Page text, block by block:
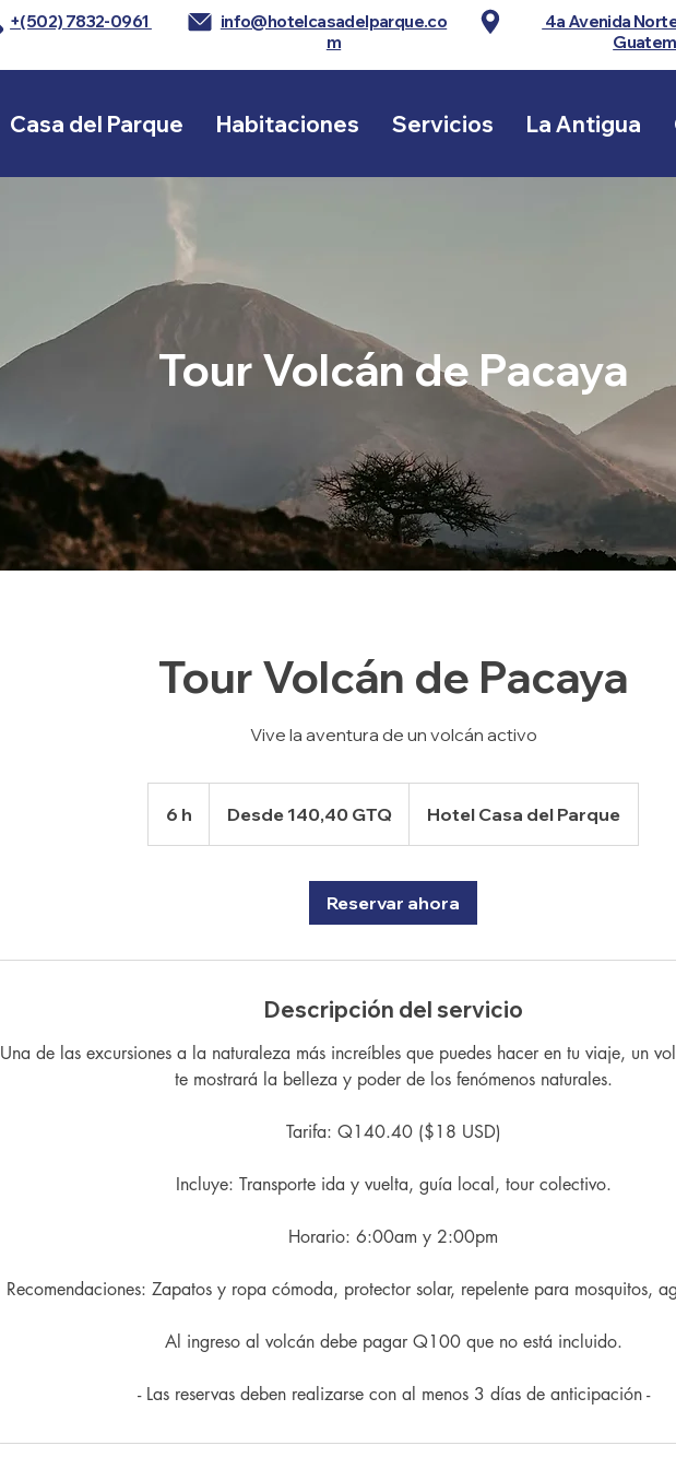
+(502) 7832-0961
info@hotelcasadelparque.co
m
4a Avenida
Casa del Parque Habitaciones Servicios La Antigua
Tour Volcán de Pacaya
Tour Volcán de Pacaya
Vive la aventura de un volcán activo
6 h
quetzales
Desde 140,40 GTQ Hotel Casa del Parque
Reservar ahora
Descripción del servicio
Una de las excursiones a la naturaleza más increíbles que puedes hacer en tu viaje, un
te mostrará la belleza y poder de los fenómenos naturales.
Tarifa: Q140.40 ($18 USD)
Incluye: Transporte ida y vuelta, guía local, tour colectivo.
Horario: 6:00am y 2:00pm
Recomendaciones: Zapatos y ropa cómoda, protector solar, repelente para mosquitos,
Al ingreso al volcán debe pagar Q100 que no está incluido.
- Las reservas deben realizarse con al menos 3 días de anticipación -